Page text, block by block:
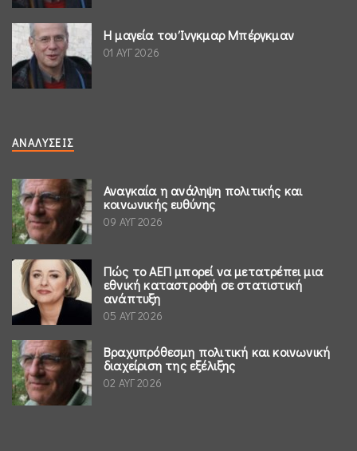
Η μαγεία του Ίνγκμαρ Μπέργκμαν
01 ΑΥΓ 2026
ΑΝΑΛΎΣΕΙΣ
Αναγκαία η ανάληψη πολιτικής και
κοινωνικής ευθύνης
09 ΑΥΓ 2026
Πώς το ΑΕΠ μπορεί να μετατρέπει μια
εθνική καταστροφή σε στατιστική
ανάπτυξη
05 ΑΥΓ 2026
Βραχυπρόθεσμη πολιτική και κοινωνική
διαχείριση της εξέλιξης
02 ΑΥΓ 2026